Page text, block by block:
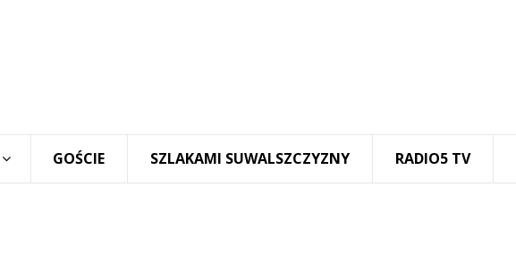
GOŚCIE SZLAKAMI SUWALSZCZYZNY RADIO5 TV